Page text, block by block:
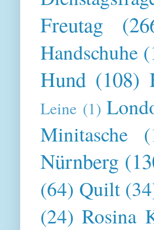
Freutag
Handschuhe
Hund (108)
Leine (1)
Minitasche
Nürnberg
(64) Quilt
(24) Rosina